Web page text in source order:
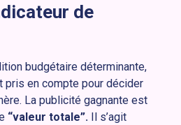
de
budgétaire déterminante,
pris en compte pour décider
La publicité gagnante est
“valeur totale”. Il s’agit